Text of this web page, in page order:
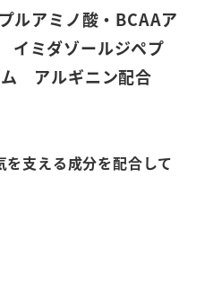
ルアミノ酸・BCAAア
イミダゾールジペプ
アルギニン配合
支える成分を配合して